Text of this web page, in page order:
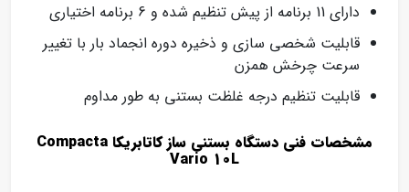
دارای 11 برنامه از پیش تنظیم شده و 6 برنامه اختیاری
قابلیت شخصی سازی و ذخیره دوره انجماد بار با تغییر
سرعت چرخش همزن
قابلیت تنظیم درجه غلظت بستنی به طور مداوم
مشخصات فنی دستگاه بستنی ساز کاتابریکا Compacta
Vario 10L